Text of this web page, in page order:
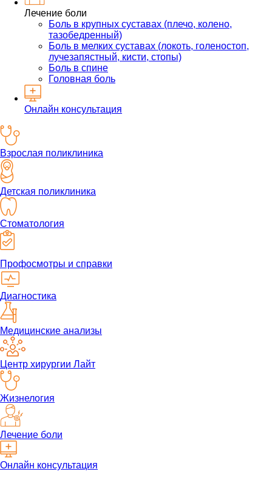
Лечение боли
Боль в крупных суставах (плечо, колено,
тазобедренный)
Боль в мелких суставах (локоть, голеностоп,
лучезапястный, кисти, стопы)
Боль в спине
Головная боль
Онлайн консультация
Взрослая поликлиника
Детская поликлиника
Стоматология
Профосмотры и справки
Диагностика
Медицинские анализы
Центр хирургии Лайт
Жизнелогия
Лечение боли
Онлайн консультация